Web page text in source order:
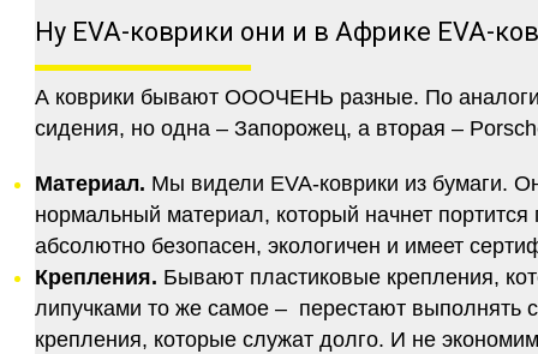
Ну EVA-коврики они и в Африке EVA-
А коврики бывают ОООЧЕНЬ разные. По
сидения, но одна – Запорожец, а вторая –
Материал. Мы видели EVA-коврики из бумаги.
нормальный материал, который начнет
абсолютно безопасен, экологичен и имеет
Крепления. Бывают пластиковые крепления,
липучками то же самое – перестают
крепления, которые служат долго. И не